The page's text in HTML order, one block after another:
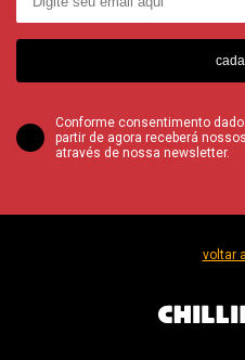
Conforme consentimento
partir de agora receberá
através de nossa newsletter.
voltar